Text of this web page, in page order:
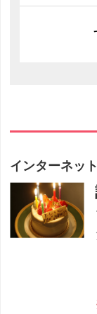
インターネッ